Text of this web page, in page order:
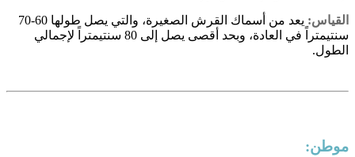
القياس:
يعد من أسماك القرش الصغيرة، والتي يصل طولها 60-70
سنتيمتراً في العادة، وبحد أقصى يصل إلى 80 سنتيمتراً لإجمالي
الطول.
موطن: